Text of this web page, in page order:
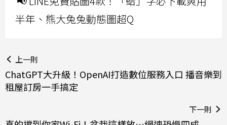
半年、熊大兔兔動態圖超Q
上一則
ChatGPT大升級！OpenAI打造數位服務入口 播音樂到
租屋訂房一手搞定
下一則